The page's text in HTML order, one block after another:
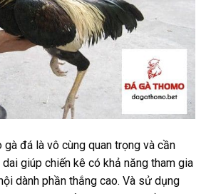
gà đá là vô cùng quan trọng và cần
giúp chiến kê có khả năng tham gia
dành phần thắng cao. Và sử dụng